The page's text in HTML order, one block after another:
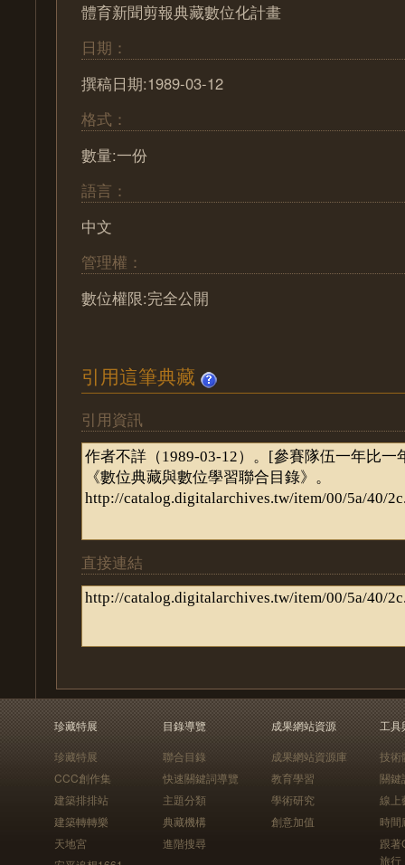
體育新聞剪報典藏數位化計畫
日期：
撰稿日期:1989-03-12
格式：
數量:一份
語言：
中文
管理權：
數位權限:完全公開
引用這筆典藏
引用資訊
直接連結
珍藏特展
珍藏特展
CCC創作集
建築排排站
建築轉轉樂
天地宮
目錄導覽
聯合目錄
快速關鍵詞導覽
主題分類
典藏機構
進階搜尋
成果網站資源
成果網站資源庫
教育學習
學術研究
創意加值
工具
技術
關鍵
線上
時間
跟
旅行